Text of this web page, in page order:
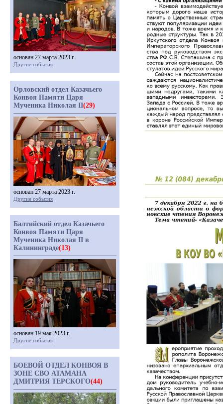
основан 27 марта 2023 г.
Другие события
Орловский отдел Казачьего
Конвоя Памяти Царя
Мученика Николая II(29)
основан 27 марта 2023 г.
Другие события
Балтийский отдел Казачьего
Конвоя Памяти Царя
Мученика Николая II в
Калининграде(13)
основан 19 мая 2023 г.
Другие события
БОЕВОЙ ОТДЕЛ КОНВОЯ В
ЗОНЕ СВО АТАМАНА
ДМИТРИЯ ТЕРСКОГО(44)